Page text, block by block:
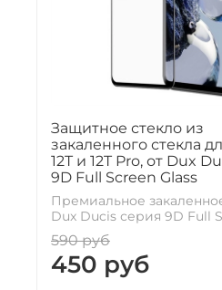
Защитное стекло из
закаленного стекла
12T и 12T Pro, от Dux
9D Full Screen Glass
Премиальное
Dux Ducis серия 9D Full
590 руб
450 руб